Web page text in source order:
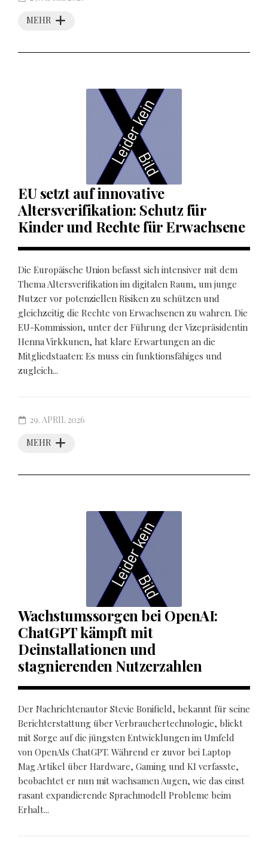
MEHR
EU setzt auf innovative
Altersverifikation: Schutz für
Kinder und Rechte für Erwachsene
Die Europäische Union befasst sich intensiver mit dem
Thema Altersverifikation im digitalen Raum, um junge
Nutzer vor potenziellen Risiken zu schützen und
gleichzeitig die Rechte von Erwachsenen zu wahren. Die
EU-Kommission, unter der Führung der Vizepräsidentin
Henna Virkkunen, hat klare Erwartungen an die
Mitgliedstaaten: Es muss ein funktionsfähiges und
zugleich...
MEHR
29. APRIL 2026
Wachstumssorgen bei OpenAI:
ChatGPT kämpft mit
Deinstallationen und
stagnierenden Nutzerzahlen
Der Nachrichtenautor Stevie Bonifield, bekannt für seine
Berichterstattung über Verbrauchertechnologie, blickt
mit Sorge auf die jüngsten Entwicklungen im Umfeld
von OpenAIs ChatGPT. Während er zuvor bei Laptop
Mag Artikel über Hardware, Gaming und KI verfasste,
beobachtet er nun mit wachsamen Augen, wie das einst
rasant expandierende Sprachmodell Probleme beim
Erhalt...